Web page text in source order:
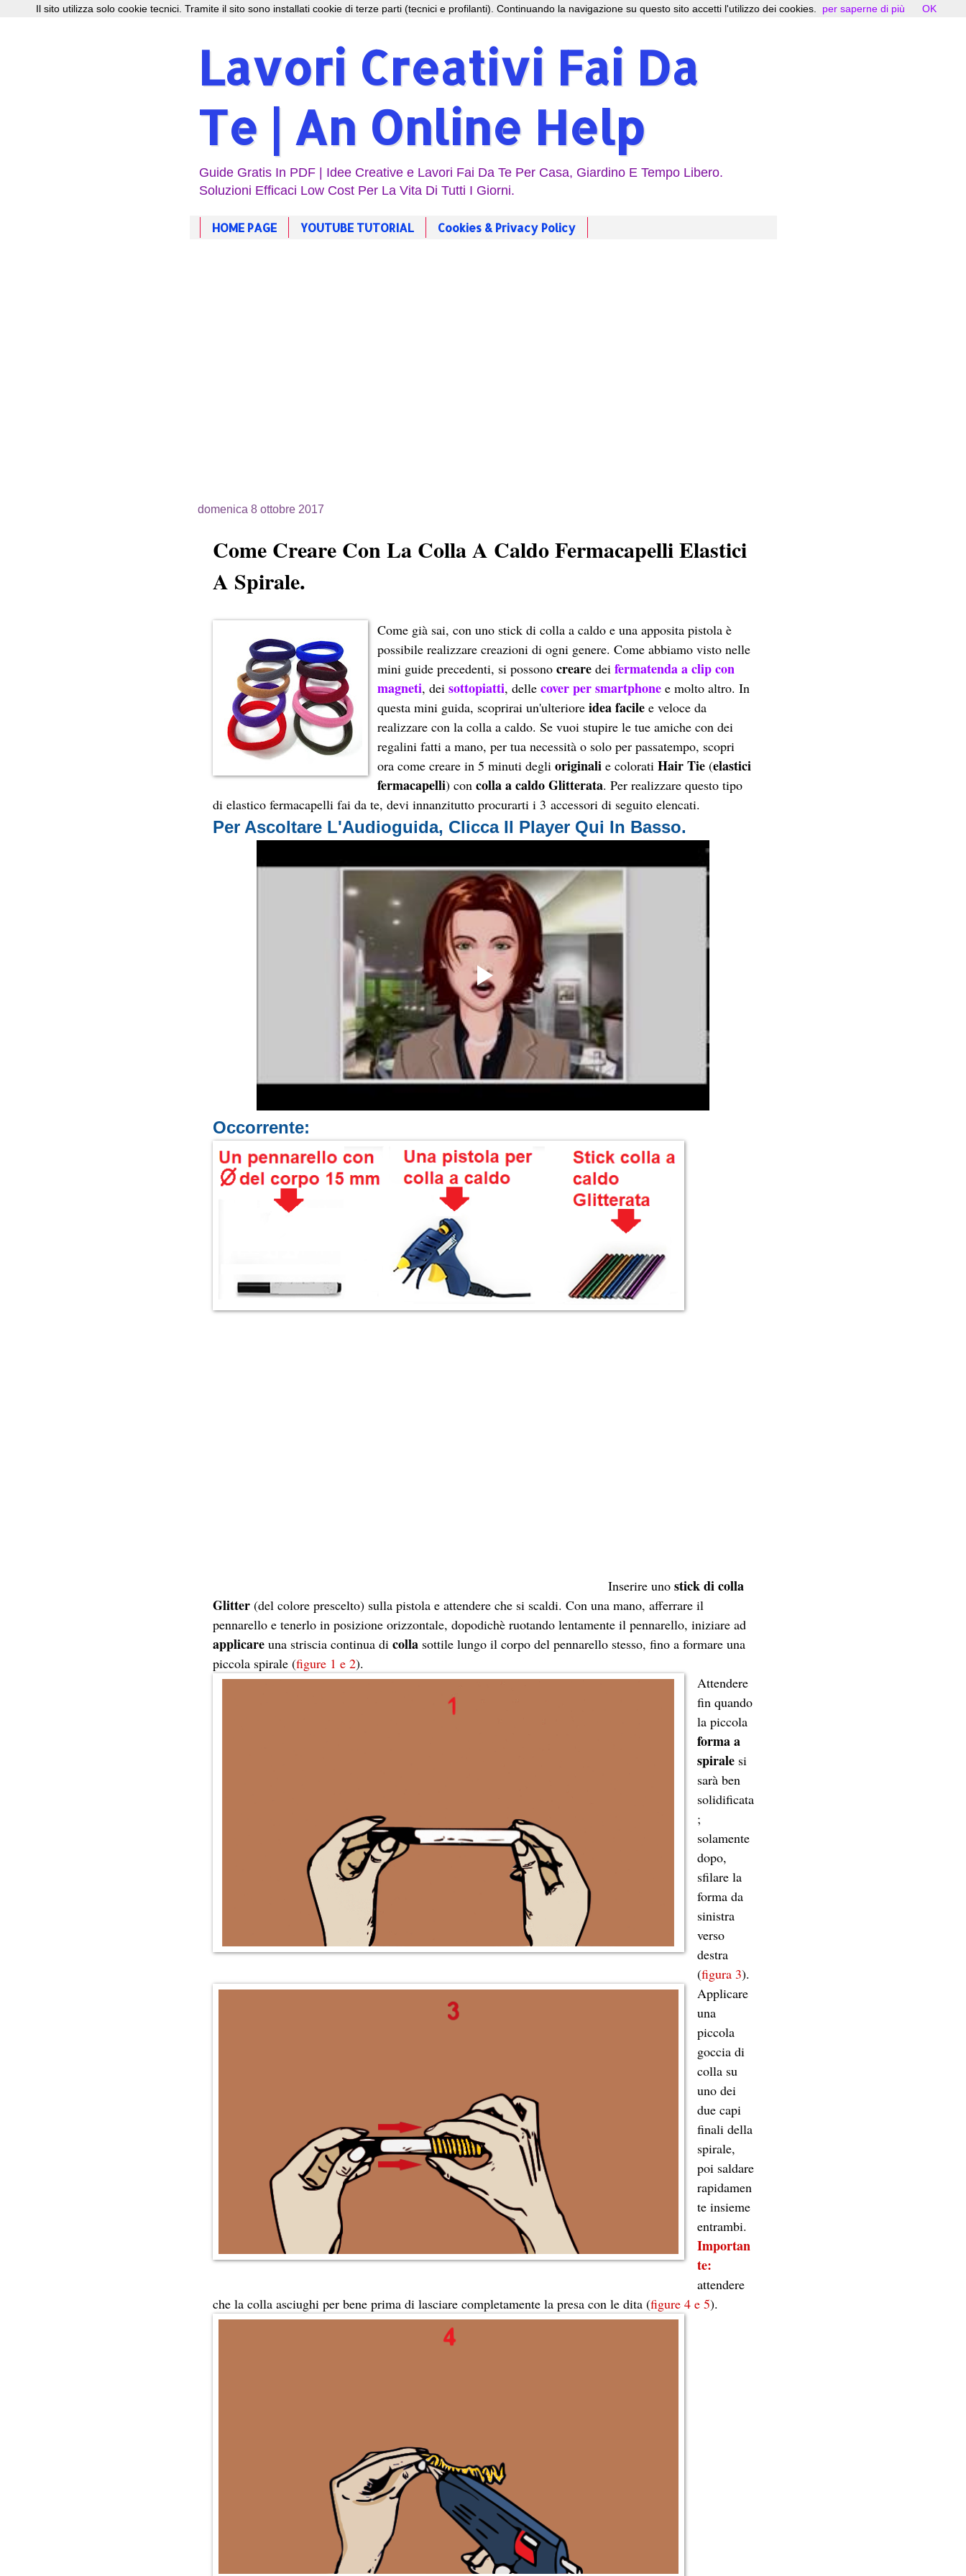
Lavori Creativi Fai Da
Te | An Online Help
Guide Gratis In PDF | Idee Creative e Lavori Fai Da Te Per Casa, Giardino E Tempo Libero.
Soluzioni Efficaci Low Cost Per La Vita Di Tutti I Giorni.
HOME PAGE YOUTUBE TUTORIAL Cookies & Privacy Policy
domenica 8 ottobre 2017
Come Creare Con La Colla A Caldo Fermacapelli Elastici
A Spirale.
Come già sai, con uno stick di colla a caldo e una apposita pistola è
possibile realizzare creazioni di ogni genere. Come abbiamo visto nelle
mini guide precedenti, si possono crearedeifermatenda a clip con
magneti, deisottopiatti, dellecover per smartphone e molto altro. In
questa mini guida, scoprirai un'ulterioreidea facile e veloce da
realizzare con la colla a caldo. Se vuoi stupire le tue amiche con dei
regalini fatti a mano, per tua necessità o solo per passatempo, scopri
ora come creare in 5 minuti deglioriginali e coloratiHair Tie (elastici
fermacapelli) concolla a caldo Glitterata. Per realizzare questo tipo
di elastico fermacapelli fai da te, devi innanzitutto procurarti i 3 accessori di seguito elencati.
Per Ascoltare L'Audioguida, Clicca Il Player Qui In Basso.
Occorrente:
Inserire uno stick di colla
Glitter(del colore prescelto) sulla pistola e attendere che si scaldi. Con una mano, afferrare il
pennarello e tenerlo in posizione orizzontale, dopodichè ruotando lentamente il pennarello, iniziare ad
applicareuna striscia continua di colla sottile lungo il corpo del pennarello stesso, fino a formare una
piccola spirale (figure 1 e 2).
Attendere
fin quando
la piccola
forma a
spiralesi
sarà ben
solidificata
;
solamente
dopo,
sfilare la
forma da
sinistra
verso
destra
(figura 3).
Applicare
una
piccola
goccia di
colla su
uno dei
due capi
finali della
spirale,
poi saldare
rapidamen
te insieme
entrambi.
Importan
te:
attendere
che la colla asciughi per bene prima di lasciare completamente la presa con le dita (figure 4 e 5).
Il sito utilizza solo cookie tecnici. Tramite il sito sono installati cookie di terze parti (tecnici e profilanti). Continuando la navigazione su questo sito accetti l'utilizzo dei cookies. per saperne di più OK